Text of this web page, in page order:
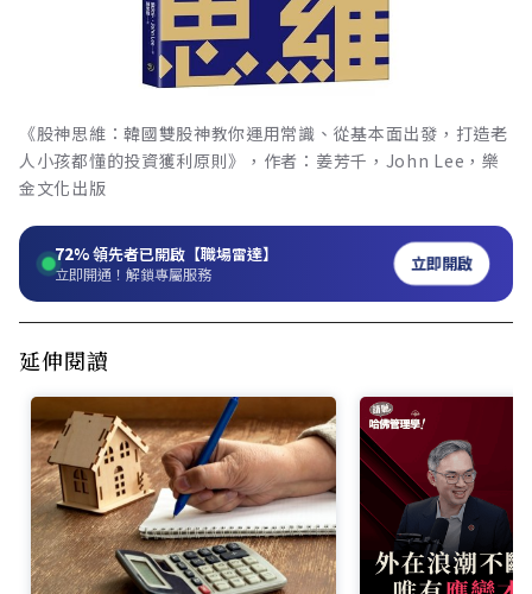
《股神思維：韓國雙股神教你運用常識、從基本面出發，打造老
人小孩都懂的投資獲利原則》，作者：姜芳千，John Lee，樂
金文化出版
72%領先者已開啟【職場雷達】
立即開通！解鎖專屬服務 立即開啟
延伸閱讀